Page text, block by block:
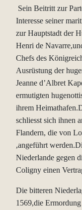
Sein Beitritt zur
Interesse seiner
zur Hauptstadt der
Henri de
Chefs des
Ausrüstung der
Jeanne d’Albret
ermutigten
ihrem
schliesst sich ihnen
Flandern, die von
,angeführt
Niederlande gegen
Coligny einen
Die bitteren
1569,die